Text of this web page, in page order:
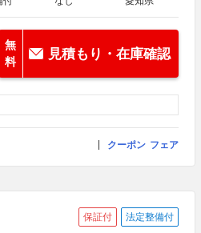
無
料
見積もり・在庫確認
クーポン フェア
保証付 法定整備付